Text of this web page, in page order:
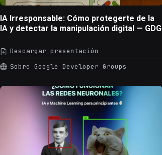
IA Irresponsable: Cómo protegerte de la
IA y detectar la manipulación digital — GDG
Descargar presentación
Sobre Google Developer Groups